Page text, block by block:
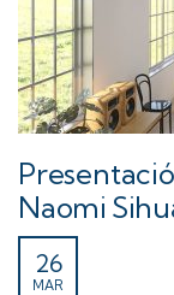
Naomi
26
MAR